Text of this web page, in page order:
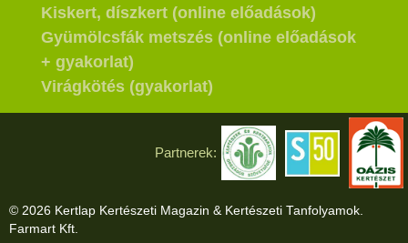
Kiskert, díszkert (online előadások)
Gyümölcsfák metszés (online előadások
+ gyakorlat)
Virágkötés (gyakorlat)
Partnerek:
© 2026 Kertlap Kertészeti Magazin & Kertészeti Tanfolyamok.
Farmart Kft.